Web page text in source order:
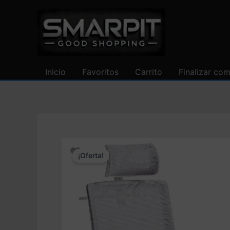
Inicio Favoritos Carrito Finalizar
¡Oferta!